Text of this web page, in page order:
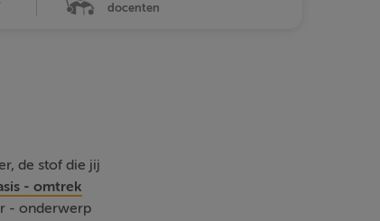
docenten
de stof die jij
- omtrek
- onderwerp